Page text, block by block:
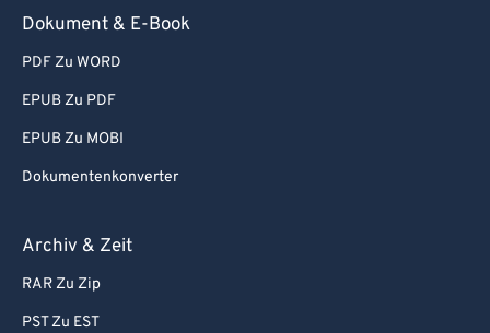
Dokument & E-Book
PDF Zu WORD
EPUB Zu PDF
EPUB Zu MOBI
Dokumentenkonverter
Archiv & Zeit
RAR Zu Zip
PST Zu EST